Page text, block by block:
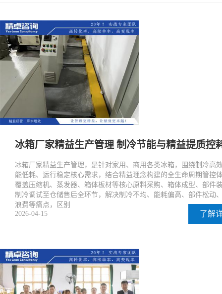
冰箱厂家精益生产管理 制冷节能与精益提质控
冰箱厂家精益生产管理，是针对家用、商用各类冰箱，围绕制冷高
能低耗、运行稳定核心需求，结合精益理念构建的全生命周期管控
覆盖压缩机、蒸发器、箱体板材等核心原料采购、箱体成型、部件
制冷调试至仓储售后全环节，解决制冷不均、能耗偏高、部件松动
浪费等痛点，区别
2026-04-15
了解